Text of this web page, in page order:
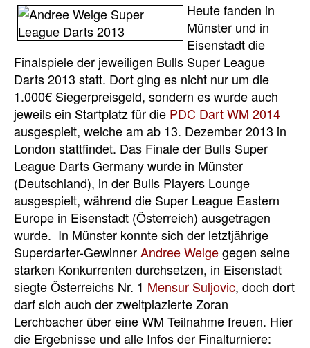
Heute fanden in
Münster und in
Eisenstadt die
Finalspiele der jeweiligen Bulls Super League
Darts 2013 statt. Dort ging es nicht nur um die
1.000€ Siegerpreisgeld, sondern es wurde auch
jeweils ein Startplatz für die PDC Dart WM 2014
ausgespielt, welche am ab 13. Dezember 2013 in
London stattfindet. Das Finale der Bulls Super
League Darts Germany wurde in Münster
(Deutschland), in der Bulls Players Lounge
ausgespielt, während die Super League Eastern
Europe in Eisenstadt (Österreich) ausgetragen
wurde. In Münster konnte sich der letztjährige
Superdarter-GewinnerAndree Welgegegen seine
starken Konkurrenten durchsetzen, in Eisenstadt
siegte Österreichs Nr. 1 Mensur Suljovic, doch dort
darf sich auch der zweitplazierte Zoran
Lerchbacher über eine WM Teilnahme freuen. Hier
die Ergebnisse und alle Infos der Finalturniere: